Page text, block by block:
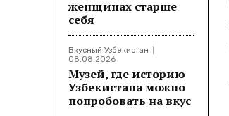
женщинах старше
себя
Вкусный Узбекистан
08.08.2026
Музей, где историю
Узбекистана можно
попробовать на вкус